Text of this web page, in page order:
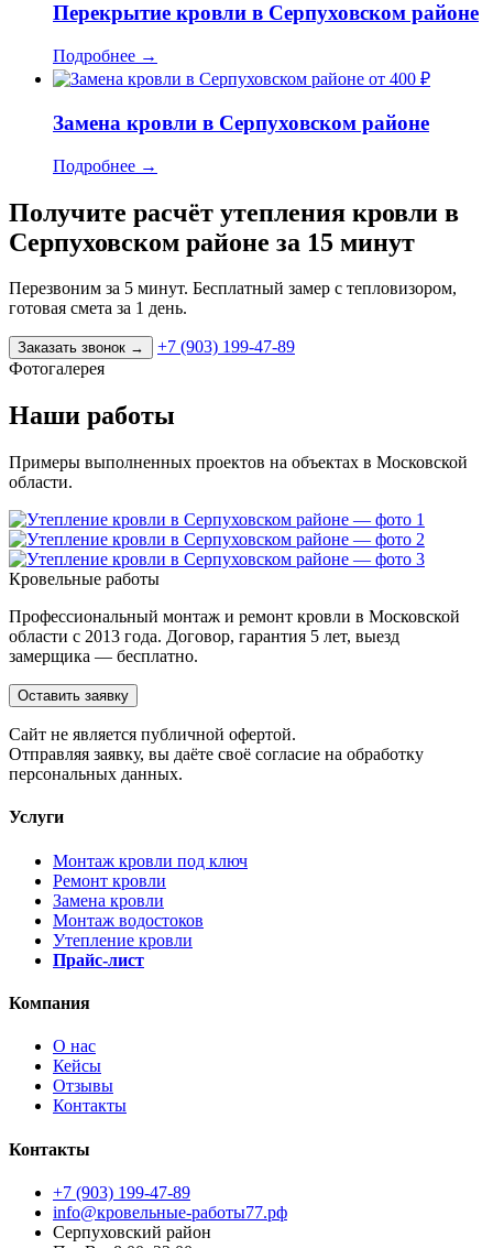
Перекрытие кровли в Серпуховском районе
Подробнее →
от 400 ₽
Замена кровли в Серпуховском районе
Подробнее →
Получите расчёт утепления кровли в
Серпуховском районе за 15 минут
Перезвоним за 5 минут. Бесплатный замер с тепловизором,
готовая смета за 1 день.
Заказать звонок →
+7 (903) 199-47-89
Фотогалерея
Наши работы
Примеры выполненных проектов на объектах в Московской
области.
Кровельные работы
Профессиональный монтаж и ремонт кровли в Московской
области с 2013 года. Договор, гарантия 5 лет, выезд
замерщика — бесплатно.
Оставить заявку
Cайт не является публичной офертой.
Отправляя заявку, вы даёте своё согласие на обработку
персональных данных.
Услуги
Монтаж кровли под ключ
Ремонт кровли
Замена кровли
Монтаж водостоков
Утепление кровли
Прайс-лист
Компания
О нас
Кейсы
Отзывы
Контакты
Контакты
+7 (903) 199-47-89
info@кровельные-работы77.рф
Серпуховский район